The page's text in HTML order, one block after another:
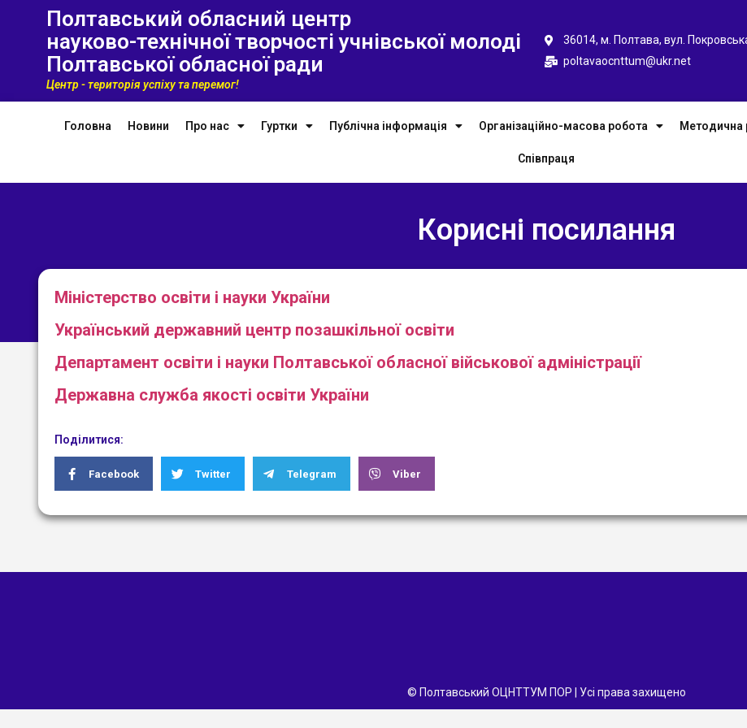
Полтавський обласний центр
науково-технічної творчості учнівської молоді
Полтавської обласної ради
Центр - територія успіху та перемог!
36014, м. Полтава, вул.
poltavaocnttum@ukr.net
Головна Новини Про нас Гуртки Публічна інформація Організаційно-масова робота Методична
Співпраця
Корисні посилання
Міністерство освіти і науки України
Український державний центр позашкільної освіти
Департамент освіти і науки Полтавської обласної військової адміністрації
Державна служба якості освіти України
Поділитися:
Facebook Twitter Telegram Viber
© Полтавський ОЦНТТУМ ПОР | Усі права захищено